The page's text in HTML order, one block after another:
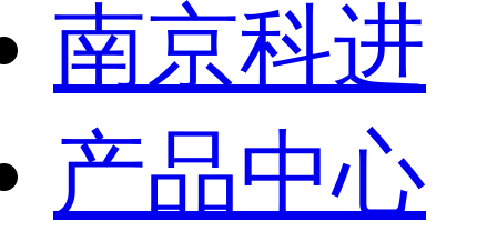
南京科进
产品中心